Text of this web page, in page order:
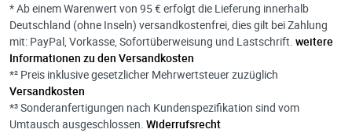
* Ab einem Warenwert von 95 € erfolgt die Lieferung innerhalb
Deutschland (ohne Inseln) versandkostenfrei, dies gilt bei Zahlung
mit: PayPal, Vorkasse, Sofortüberweisung und Lastschrift. weitere
Informationen zu den Versandkosten
*² Preis inklusive gesetzlicher Mehrwertsteuer zuzüglich
Versandkosten
*³ Sonderanfertigungen nach Kundenspezifikation sind vom
Umtausch ausgeschlossen. Widerrufsrecht